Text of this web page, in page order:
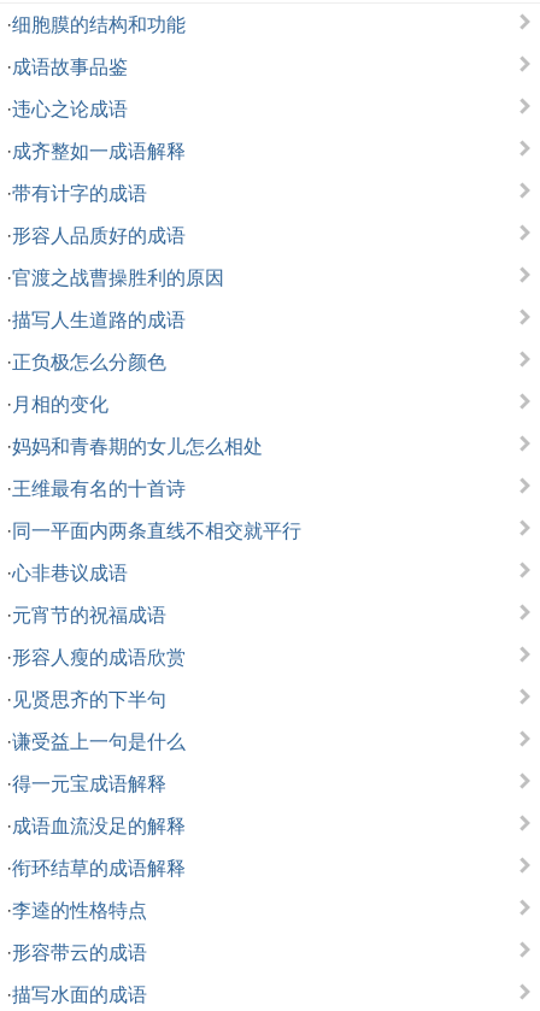
·细胞膜的结构和功能
·成语故事品鉴
·违心之论成语
·成齐整如一成语解释
·带有计字的成语
·形容人品质好的成语
·官渡之战曹操胜利的原因
·描写人生道路的成语
·正负极怎么分颜色
· 月相的变化
·妈妈和青春期的女儿怎么相处
·王维最有名的十首诗
·同一平面内两条直线不相交就平行
·心非巷议成语
·元宵节的祝福成语
·形容人瘦的成语欣赏
· 见贤思齐的下半句
·谦受益上一句是什么
·得一元宝成语解释
·成语血流没足的解释
·衔环结草的成语解释
·李逵的性格特点
·形容带云的成语
·描写水面的成语